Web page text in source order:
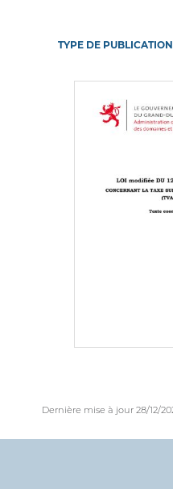
TYPE DE PUBLICATION
Dernière mise à jour 28/12/